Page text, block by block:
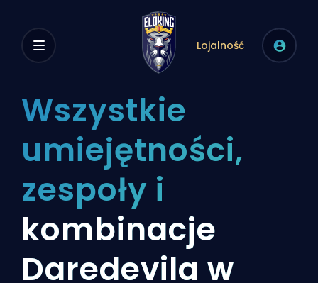
Lojalność
Wszystkie
umiejętności,
zespoły i
kombinacje
Daredevila w